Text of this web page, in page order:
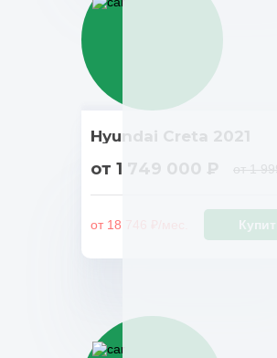
Hyundai Creta 2021
от 1 749 000 ₽ от 1
от 18 746 ₽/мес.